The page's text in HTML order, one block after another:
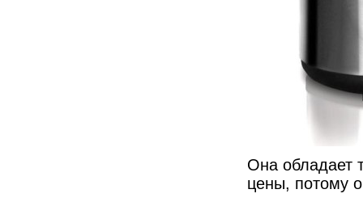
Она обладает
цены, потому